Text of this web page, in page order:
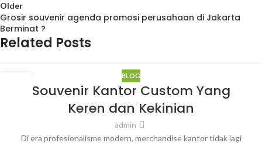
Older
Grosir souvenir agenda promosi perusahaan di Jakarta
Berminat ?
Related Posts
BLOG
Souvenir Kantor Custom Yang
Keren dan Kekinian
admin
Di era profesionalisme modern, merchandise kantor tidak lagi